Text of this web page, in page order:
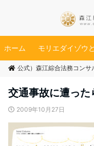
ホーム モリエダイゾウ
公式）森江綜合法務コンサ
交通事故に遭った
2009年10月27日